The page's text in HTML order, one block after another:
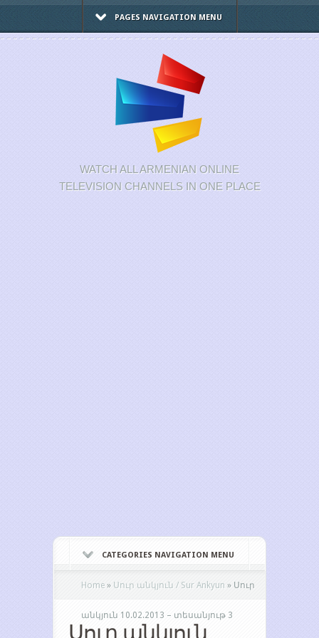
PAGES NAVIGATION MENU
WATCH ALL ARMENIAN ONLINE
TELEVISION CHANNELS IN ONE PLACE
CATEGORIES NAVIGATION MENU
Home » Սուր անկյուն / Sur Ankyun » Սուր
անկյուն 10.02.2013 – տեսանյութ 3
Սուր անկյուն